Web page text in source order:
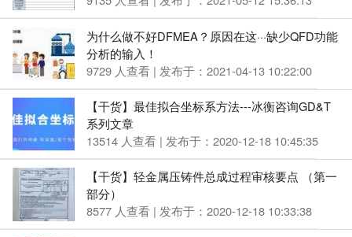
为什么做不好DFMEA？原因在这···缺少QFD功能
分析的输入！
9729 人查看 | 发布于：2021-04-13 10:22:00
【干货】最佳拟合坐标系方法---冰衡咨询GD&T
系列文章
13514 人查看 | 发布于：2020-12-18 10:45:35
【干货】轻金属压铸件总成过程审核要点 （第一
部分）
8577 人查看 | 发布于：2020-12-18 10:33:38